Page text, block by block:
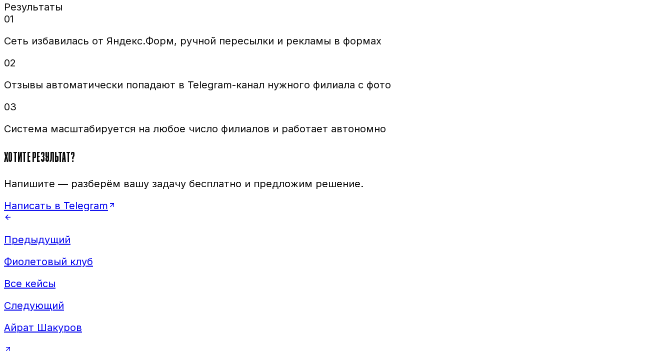
Результаты
01
Сеть избавилась от Яндекс.Форм, ручной пересылки и рекламы в формах
02
Отзывы автоматически попадают в Telegram-канал нужного филиала с фото
03
Система масштабируется на любое число филиалов и работает автономно
ХОТИТЕ РЕЗУЛЬТАТ?
Напишите — разберём вашу задачу бесплатно и предложим решение.
Написать в Telegram
Предыдущий
Фиолетовый клуб
Все кейсы
Следующий
Айрат Шакуров